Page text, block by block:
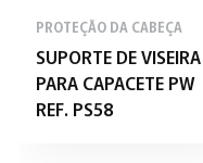
PROTEÇÃO DA CABEÇA
SUPORTE DE VISEIRA
PARA CAPACETE PW
REF. PS58